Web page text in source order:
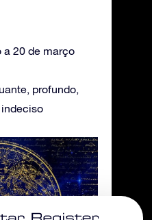
a 20 de março
profundo,